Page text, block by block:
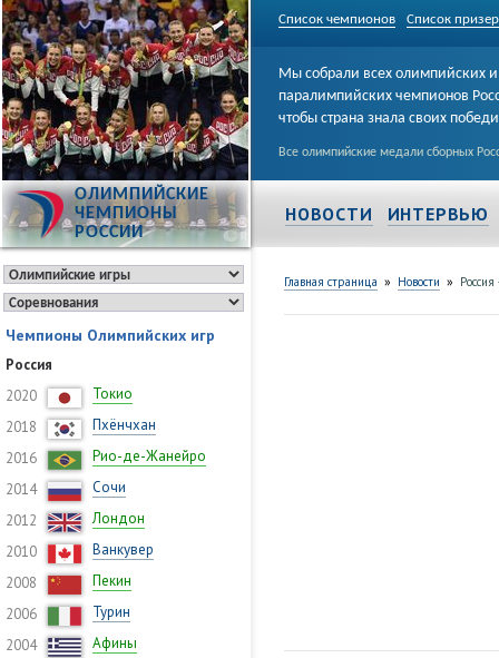
Список чемпионов Список
ОЛИМПИЙСКИЕ
ЧЕМПИОНЫ
РОССИИ
Мы собрали всех олимпийских и
паралимпийских чемпионов
чтобы страна знала своих
Все олимпийские медали сборных
НОВОСТИ ИНТЕРВЬЮ
Чемпионы Олимпийских игр
Россия
2020
Токио
2018
Пхёнчхан
2016
Рио-де-Жанейро
2014
Сочи
2012
Лондон
2010
Ванкувер
2008
Пекин
2006
Турин
2004
Афины
Главная страница » Новости »